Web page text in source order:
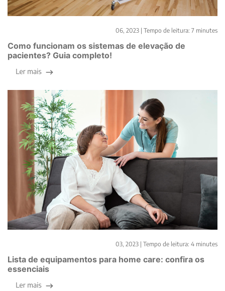
06, 2023 | Tempo de leitura: 7 minutes
Como funcionam os sistemas de elevação de
pacientes? Guia completo!
03, 2023 | Tempo de leitura: 4 minutes
Lista de equipamentos para home care: confira os
essenciais